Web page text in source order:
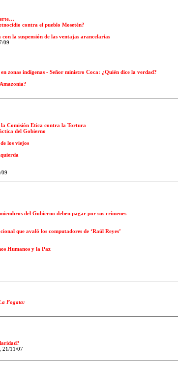
contra el pueblo Mosetén?
la suspensión de las ventajas arancelarias
09
zonas indígenas - Señor ministro Coca: ¿Quién dice la verdad?
la Comisión Etica contra la Tortura
del Gobierno
los viejos
09
del Gobierno deben pagar por sus crímenes
que avaló los computadores de ‘Raúl Reyes’
Humanos y la Paz
Fogata:
21/11/07